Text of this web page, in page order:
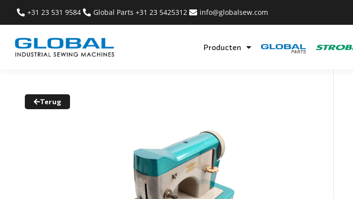
+31 23 531 9584 Global Parts +31 23 5425312 info@globalsew.com
Producten
Terug